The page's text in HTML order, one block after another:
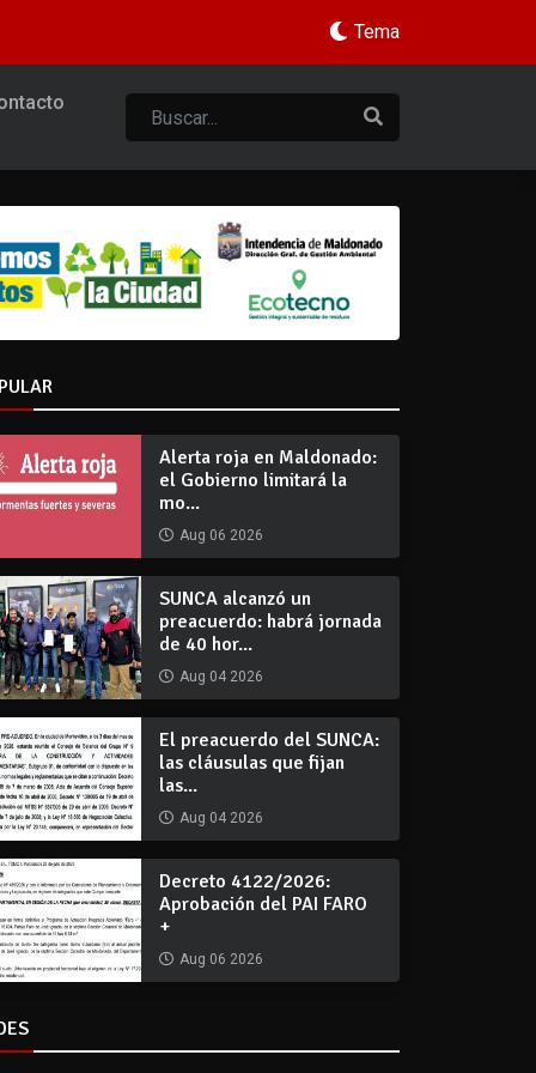
Tema
Alerta roja en Maldonado:
el Gobierno limitará la
mo...
Aug 06 2026
SUNCA alcanzó un
preacuerdo: habrá jornada
de 40 hor...
Aug 04 2026
El preacuerdo del SUNCA:
las cláusulas que fijan
las...
Aug 04 2026
Decreto 4122/2026:
Aprobación del PAI FARO
+
Aug 06 2026